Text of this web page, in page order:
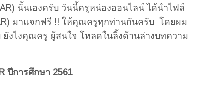
นั้นเองครับ วันนี้ครูหน่องออนไลน์ ได้นำไฟล์
มาแจกฟรี !! ให้คุณครูทุกท่านกันครับ โดยผม
งไงคุณครู ผู้สนใจ โหลดในลิ้งด้านล่างบทความ
ปีการศึกษา 2561